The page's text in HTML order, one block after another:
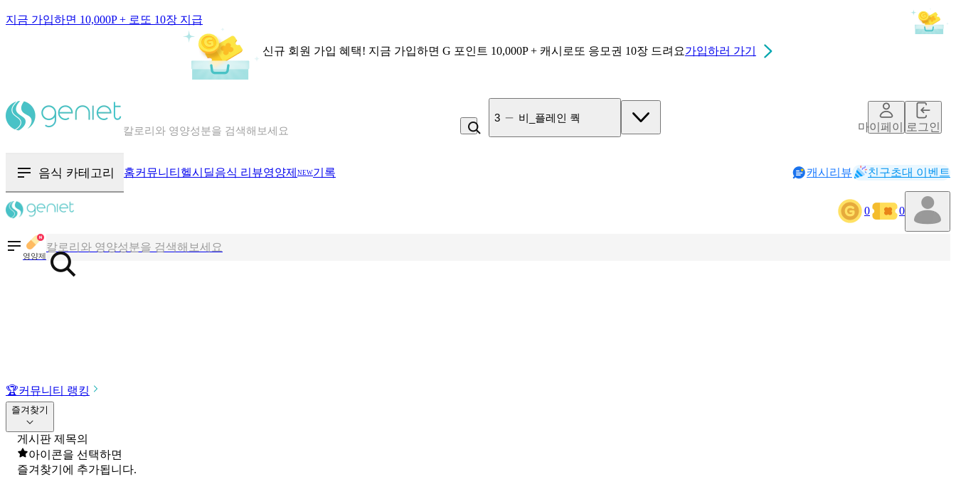
지금 가입하면 10,000P + 로또 10장 지급
신규 회원 가입 혜택! 지금 가입하면 G 포인트 10,000P + 캐시로또 응모권 10장 드려요가입하러 가기
칼로리와 영양성분을 검색해보세요
4 미각제빵소 더블스콘
마이페이지로그인
음식 카테고리 홈커뮤니티 헬시딜음식 리뷰영양제 NEW기록 캐시리뷰 친구초대 이벤트
0 0
영양제
칼로리와 영양성분을 검색해보세요
혈당 · 다이어트 음식 검색해보세요
🏆커뮤니티 랭킹
즐겨찾기
게시판 제목의
아이콘을 선택하면
즐겨찾기에 추가됩니다.